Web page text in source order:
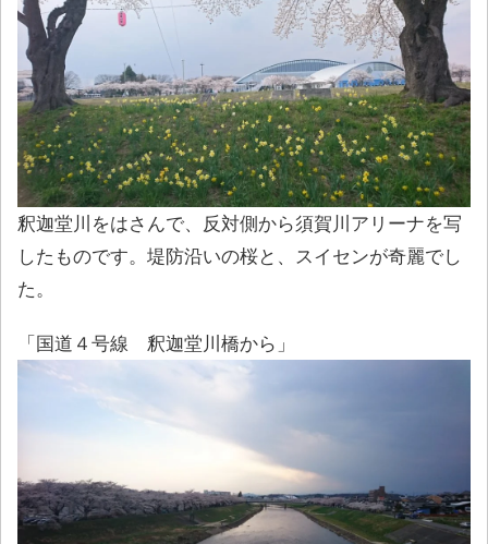
釈迦堂川をはさんで、反対側から須賀川アリーナを写
したものです。堤防沿いの桜と、スイセンが奇麗でし
た。
「国道４号線 釈迦堂川橋から」